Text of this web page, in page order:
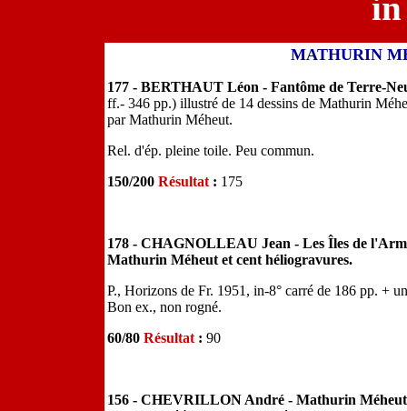
MATHURIN
177 - BERTHAUT Léon - Fantôme de Terre-
ff.- 346 pp.) illustré de 14 dessins de Mathurin
par Mathurin Méheut.
Rel. d'ép. pleine toile. Peu commun.
150/200 Résultat : 175
178 - CHAGNOLLEAU Jean - Les Îles de
Mathurin Méheut et cent héliogravures.
P., Horizons de Fr. 1951, in-8° carré de 186 pp. +
Bon ex., non rogné.
60/80 Résultat : 90
156 - CHEVRILLON André - Mathurin